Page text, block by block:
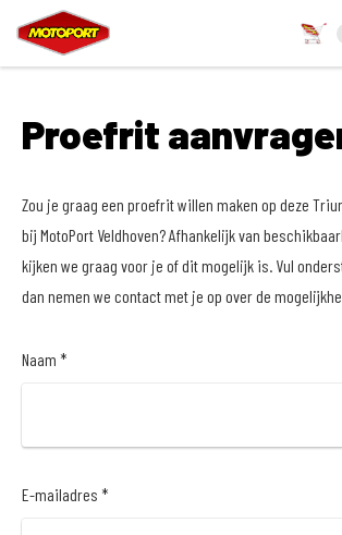
Proefrit
Zou je graag een proefrit willen maken op deze
bij MotoPort Veldhoven? Afhankelijk van
kijken we graag voor je of dit mogelijk is. Vul
dan nemen we contact met je op over de
Naam *
E-mailadres *